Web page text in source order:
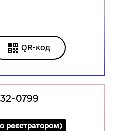
QR-код
0799
реєстратором)